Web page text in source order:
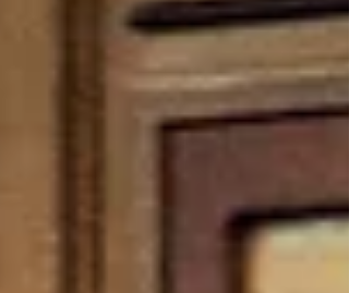
la Seconde Guerre mondiale : le sauvetage
dissimulé d’une centaine d’enfants juifs
l’Occupation. Et on peut dire qu’il réussit
son coup haut la main : sans jamais tomber
dans quoi que ce soit de spectaculaire ou